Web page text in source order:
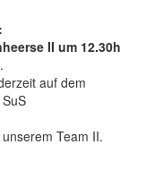
II um 12.30h
auf dem
Team II.